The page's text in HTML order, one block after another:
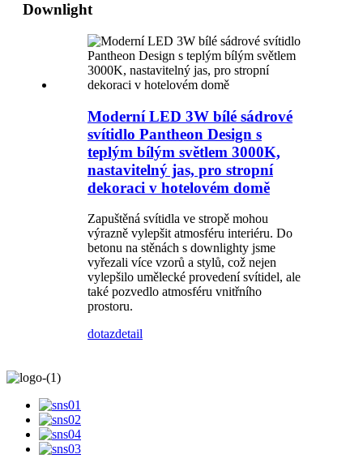
Downlight
Moderní LED 3W bílé sádrové
svítidlo Pantheon Design s
teplým bílým světlem 3000K,
nastavitelný jas, pro stropní
dekoraci v hotelovém domě
Zapuštěná svítidla ve stropě mohou
výrazně vylepšit atmosféru interiéru. Do
betonu na stěnách s downlighty jsme
vyřezali více vzorů a stylů, což nejen
vylepšilo umělecké provedení svítidel, ale
také pozvedlo atmosféru vnitřního
prostoru.
dotazdetail